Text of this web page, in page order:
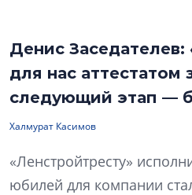
Денис Заседателев:
для нас аттестатом
следующий этап —
Халмурат Касимов
«Ленстройтресту»
юбилей для компании